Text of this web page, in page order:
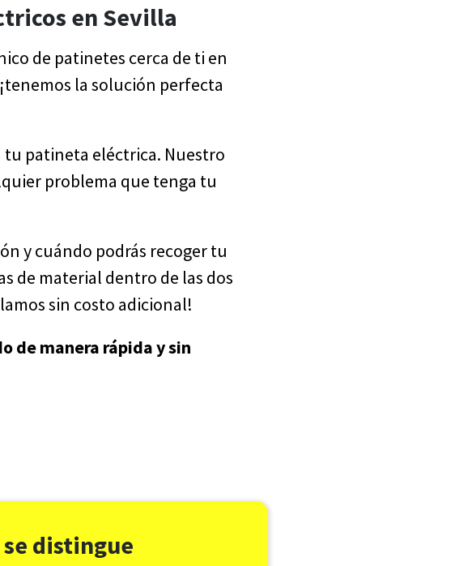
en Sevilla
de patinetes cerca de ti en
la solución perfecta
tu patineta eléctrica. Nuestro
problema que tenga tu
y cuándo podrás recoger tu
de material dentro de las dos
sin costo adicional!
de manera rápida y sin
distingue